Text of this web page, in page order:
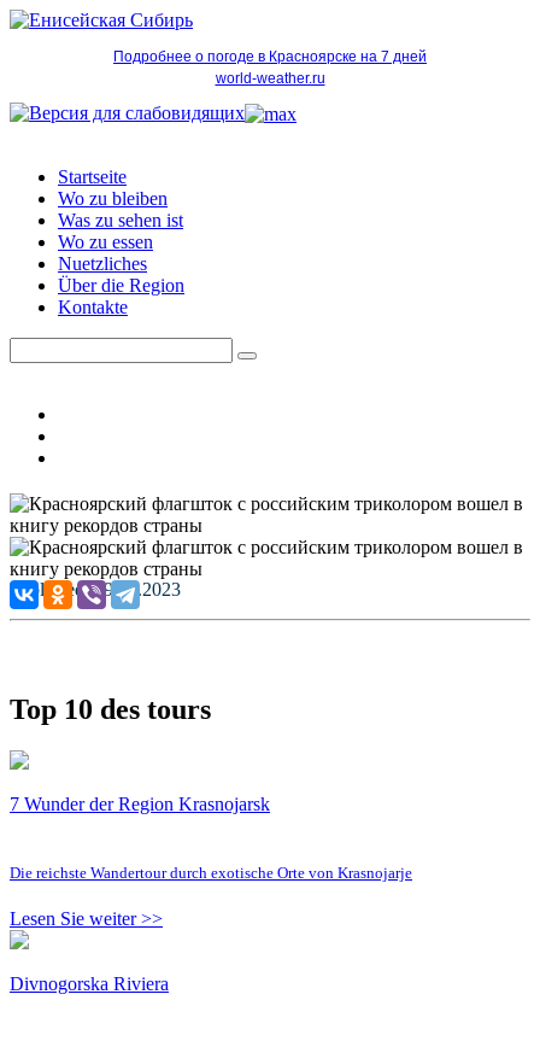
Подробнее о погоде в Красноярске на 7 дней
world-weather.ru
Startseite
Wo zu bleiben
Was zu sehen ist
Wo zu essen
Nuetzliches
Über die Region
Kontakte
Published: 09.02.2023
Top 10 des tours
7 Wunder der Region Krasnojarsk
Die reichste Wandertour durch exotische Orte von Krasnojarje
Lesen Sie weiter >>
Divnogorska Riviera